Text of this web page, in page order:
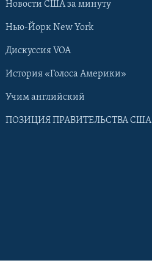
Новости США за минуту
Нью-Йорк New York
Дискуссия VOA
История «Голоса Америки»
Учим английский
ПОЗИЦИЯ ПРАВИТЕЛЬСТВА США